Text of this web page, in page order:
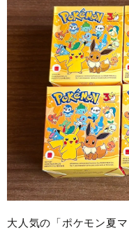
大人気の「ポケモン夏